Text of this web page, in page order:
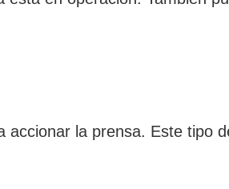
la prensa. Este tipo